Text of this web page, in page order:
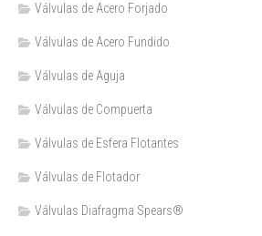
Válvulas de Acero Forjado
Válvulas de Acero Fundido
Válvulas de Aguja
Válvulas de Compuerta
Válvulas de Esfera Flotantes
Válvulas de Flotador
Válvulas Diafragma Spears®️